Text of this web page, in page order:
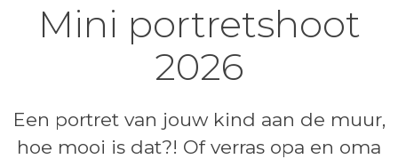
Mini portretshoot
2026
Een portret van jouw kind aan de muur,
hoe mooi is dat?! Of verras opa en oma